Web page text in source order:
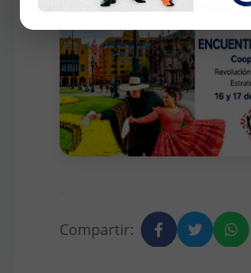
Compartir: